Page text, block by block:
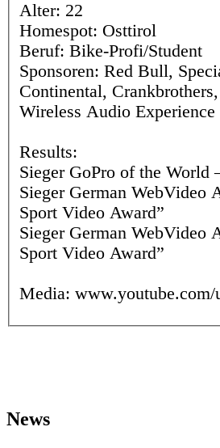
Alter: 22
Homespot: Osttirol
Beruf: Bike-Profi/Student
Sponsoren: Red Bull,
Continental,
Wireless Audio Experience
Results:
Sieger GoPro of the World
Sieger German WebVideo
Sport Video Award”
Sieger German WebVideo
Sport Video Award”
Media: www.youtube.com/
News